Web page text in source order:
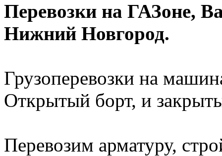
Перевозки на ГАЗоне,
Нижний Новгород.
Грузоперевозки на
Открытый борт, и
Перевозим арматуру,